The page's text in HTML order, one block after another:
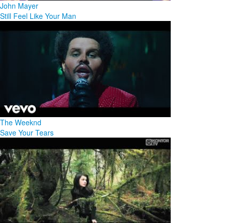
John Mayer
Still Feel Like Your Man
The Weeknd
Save Your Tears